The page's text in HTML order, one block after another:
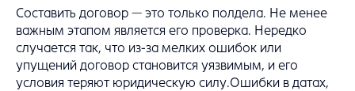
Составить договор — это только полдела. Не менее
важным этапом является его проверка. Нередко
случается так, что из-за мелких ошибок или
упущений договор становится уязвимым, и его
условия теряют юридическую силу.Ошибки в датах,